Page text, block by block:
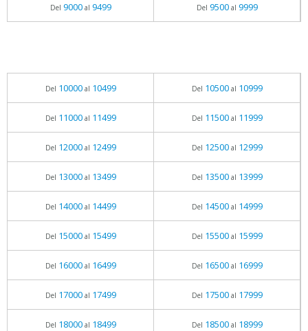
Del 9000al 9499 Del 9500al 9999
Del 10000al 10499 Del 10500al 10999
Del 11000al 11499 Del 11500al 11999
Del 12000al 12499 Del 12500al 12999
Del 13000al 13499 Del 13500al 13999
Del 14000al 14499 Del 14500al 14999
Del 15000al 15499 Del 15500al 15999
Del 16000al 16499 Del 16500al 16999
Del 17000al 17499 Del 17500al 17999
Del 18000al 18499 Del 18500al 18999